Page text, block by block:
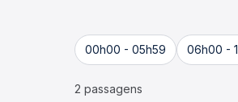
00h00 - 05h59 06h00 -
2 passagens